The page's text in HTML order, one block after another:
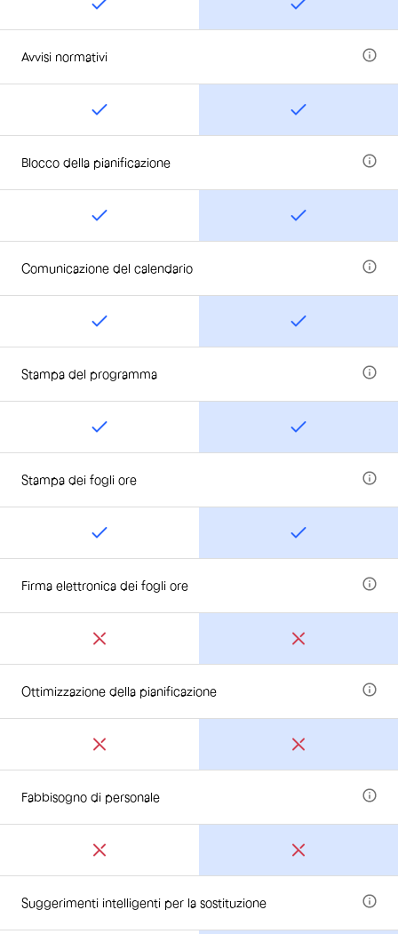
Avvisi normativi
Blocco della pianificazione
Comunicazione del calendario
Stampa del programma
Stampa dei fogli ore
Firma elettronica dei fogli ore
Ottimizzazione della pianificazione
Fabbisogno di personale
Suggerimenti intelligenti per la sostituzione